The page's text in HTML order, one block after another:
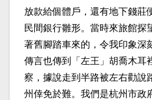
放款給個體戶，還有地下錢莊
民間銀行雛形。當時來旅館探
著舊腳踏車來的，令我印象深
傳言也傳到「左王」胡喬木耳
察，據說走到半路被左右勸說
州倖免於難。我們是杭州市政